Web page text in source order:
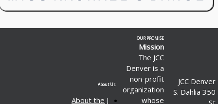
350
Denver is a
non-profit
organization
About Us
About the J